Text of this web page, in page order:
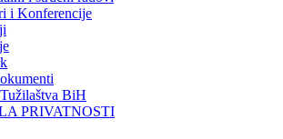
i Konferencije
BiH
PRIVATNOSTI